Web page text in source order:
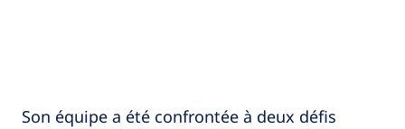
Son équipe a été confrontée à deux défis